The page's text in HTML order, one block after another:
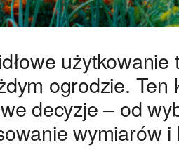
ogrodzie.
decyzje – od
wymiarów